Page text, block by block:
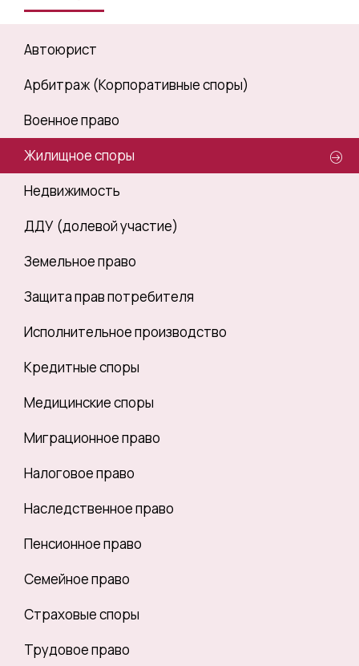
Автоюрист
Арбитраж (Корпоративные споры)
Военное право
Жилищное споры
Недвижимость
ДДУ (долевой участие)
Земельное право
Защита прав потребителя
Исполнительное производство
Кредитные споры
Медицинские споры
Миграционное право
Налоговое право
Наследственное право
Пенсионное право
Семейное право
Страховые споры
Трудовое право